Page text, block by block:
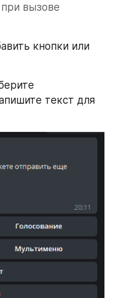
вызове
кнопки или
текст для